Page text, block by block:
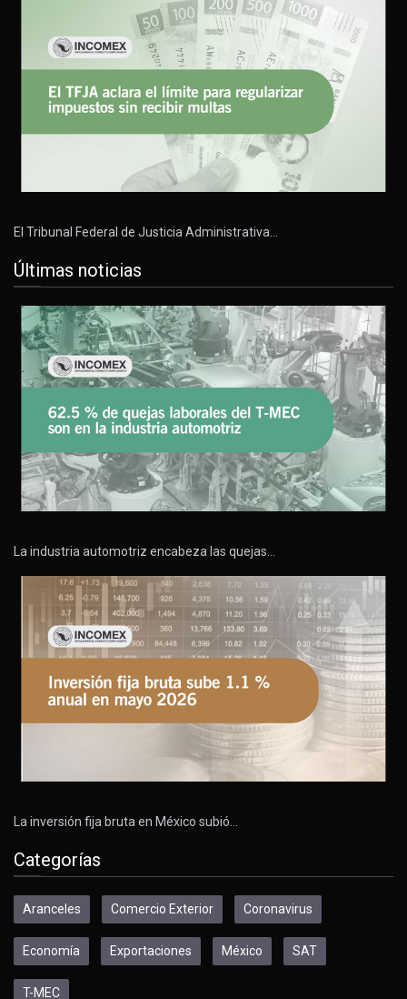
El Tribunal Federal de Justicia Administrativa…
Últimas noticias
La industria automotriz encabeza las quejas…
La inversión fija bruta en México subió…
Categorías
Aranceles Comercio Exterior Coronavirus
Economía Exportaciones México SAT
T-MEC